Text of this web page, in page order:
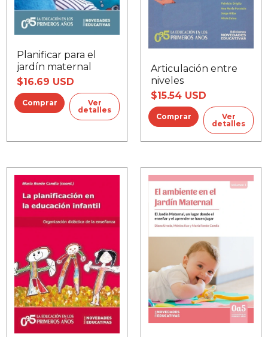
Planificar para el
jardín maternal
$16.69 USD
Ver
detalles
Articulación entre
niveles
$15.54 USD
Ver
detalles